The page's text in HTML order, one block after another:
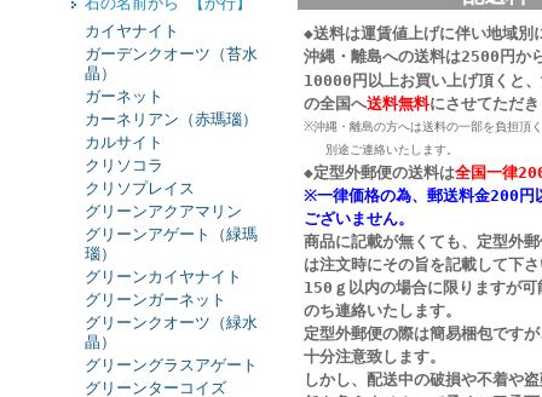
カイヤナイト
ガーデンクオーツ（苔水
晶）
ガーネット
カーネリアン（赤瑪瑙）
カルサイト
クリソコラ
クリソプレイス
グリーンアクアマリン
グリーンアゲート（緑瑪
瑙）
グリーンカイヤナイト
グリーンガーネット
グリーンクオーツ（緑水
晶）
グリーングラスアゲート
グリーンターコイズ
◆送料は運賃値上げに伴い地域別
沖縄・離島への送料は2500円か
10000円以上お買い上げ頂くと
の全国へ送料無料にさせてただ
※沖縄・離島の方へは送料の一部を負担頂
別途ご連絡いたします。
◆定型外郵便の送料は全国一律
※一律価格の為、郵送料金200円
ございません。
商品に記載が無くても、定型外
は注文時にその旨を記載して下
150ｇ以内の場合に限りますが
のち連絡いたします。
定型外郵便の際は簡易梱包です
十分注意致します。
しかし、配送中の破損や不着や